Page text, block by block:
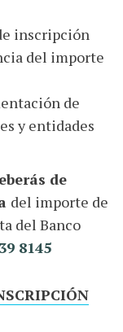
inscripción
del importe
de
y entidades
de
del importe de
del Banco
8145